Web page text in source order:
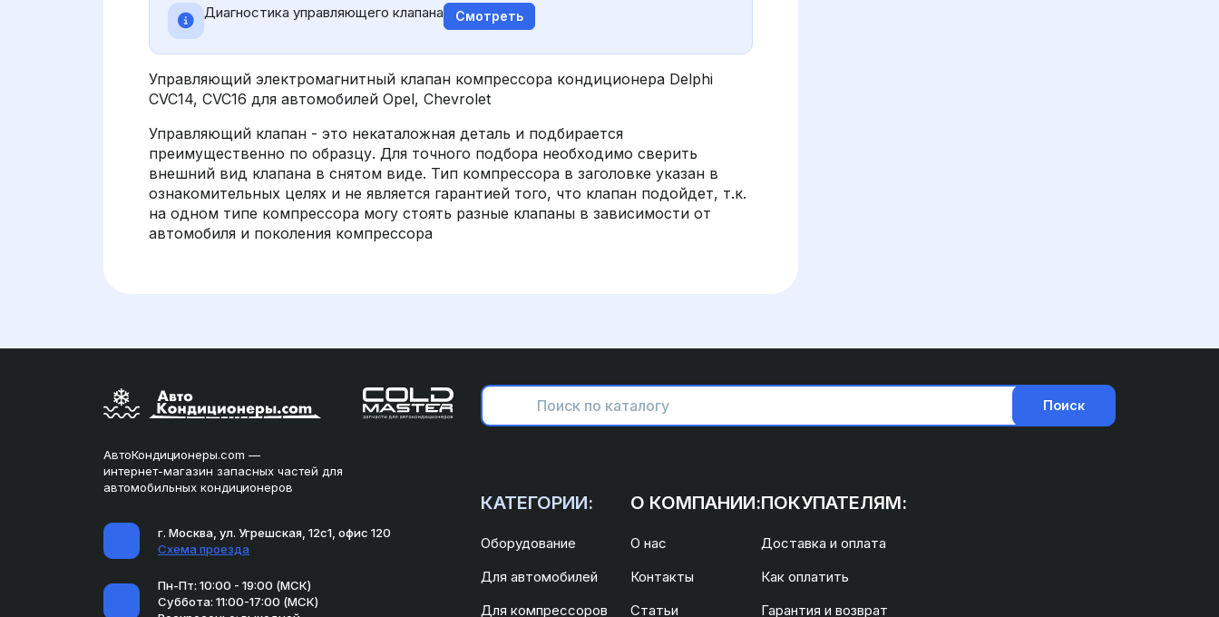
Диагностика управляющего клапана Смотреть
Управляющий электромагнитный клапан компрессора кондиционера Delphi
CVC14, CVC16 для автомобилей Opel, Chevrolet
Управляющий клапан - это некаталожная деталь и подбирается
преимущественно по образцу. Для точного подбора необходимо сверить
внешний вид клапана в снятом виде. Тип компрессора в заголовке указан в
ознакомительных целях и не является гарантией того, что клапан подойдет, т.к.
на одном типе компрессора могу стоять разные клапаны в зависимости от
автомобиля и поколения компрессора
АвтоКондиционеры.com —
интернет-магазин запасных частей для
автомобильных кондиционеров
г. Москва, ул. Угрешская, 12с1, офис 120
Схема проезда
Пн-Пт: 10:00 - 19:00 (МСК)
Суббота: 11:00-17:00 (МСК)
Поиск
КАТЕГОРИИ:
Оборудование
Для автомобилей
Для компрессоров
О КОМПАНИИ:
О нас
Контакты
Статьи
ПОКУПАТЕЛЯМ:
Доставка и оплата
Как оплатить
Гарантия и возврат